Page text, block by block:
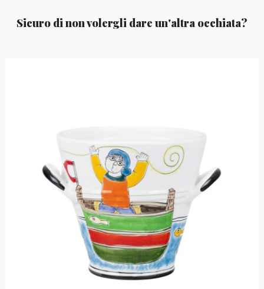
Sicuro di non volergli dare un'altra occhiata?